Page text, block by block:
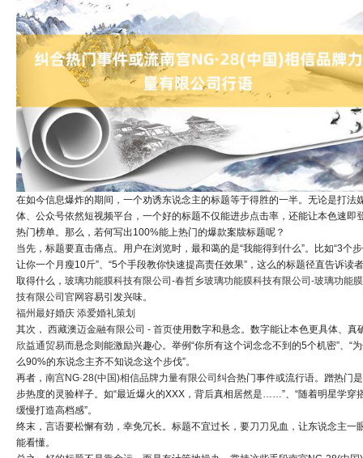
在如今信息爆炸的期间，一个劝诱东说念主的标题等于得胜的一半。无论是打法
体、公众号依然短视频平台，一个好的标题不仅能进步点击率，还能让本色速即
热门榜单。那么，若何写出100%能上热门的爆款案牍标题呢？
当先，标题要直击痛点。用户在浏览时，最和蔼的是“我能得到什么”。比如“3个
让你一个月瘦10斤”、“5个手段教你快速提高责任效果”，这么的标题径直告诉读
取得什么， 玻璃功能膜科技有限公司-春哲乡玻璃功能膜科技有限公司-玻璃功能
技有限公司官网容易引发兴味。
福州最好婚庆 添爱婚礼策划
其次， 西藏澳迈金融有限公司 - 首页使用数字和悬念。数字能让本色更具体、真
欣益通贸易而悬念则能激励兴趣心。举例“你所有这个词念念不到的5个机密”、“
么90%的东说念主齐不知说念这个步伐”。
再者， 南宫NG·28(中国)相信品牌力量有限公司纠合热门事件或流行语。蹭热门
步热度的灵验样子。如“最近爆火的XXX，背后真相居然是……”、“随着明星学穿
缓慢打造高档感”。
终末，言语要松懈有劲，幸免冗长。标题不宜过长，要刀刀见血，让东说念主一
能看懂。